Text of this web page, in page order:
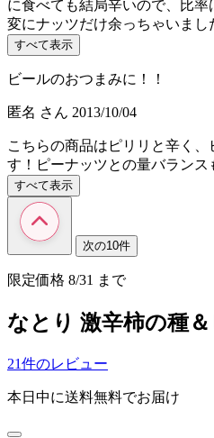
に食べても結局辛いので、比
変にナッツだけ余っちゃいまし
すべて表示
ビールのおつまみに！！
匿名 さん 2013/10/04
こちらの商品はピリリと辛く
す！ピーナッツとの量バラン
すべて表示
次の10件
限定価格 8/31 まで
なとり 激辛柿の種
21件のレビュー
本日中に送料無料でお届け